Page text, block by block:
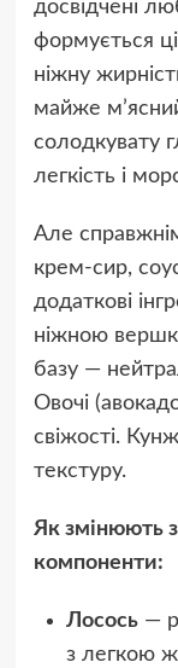
досвідчені
формується
ніжну
майже
солодкувату
легкість і
Але
крем-сир,
додаткові
ніжною
базу —
Овочі
свіжості.
текстуру.
Як змінюють
компоненти:
Лосось—
з легкою